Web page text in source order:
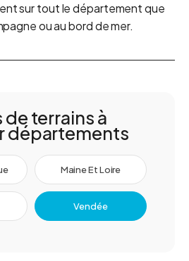
sur tout le département que
ou au bord de mer.
terrains à
départements
Maine Et Loire
Vendée